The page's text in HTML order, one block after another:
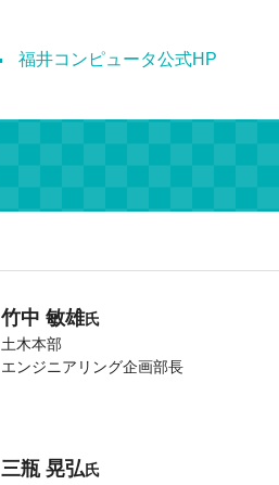
福井コンピュータ公式HP
竹中 敏雄氏
土木本部
エンジニアリング企画部長
三瓶 晃弘氏